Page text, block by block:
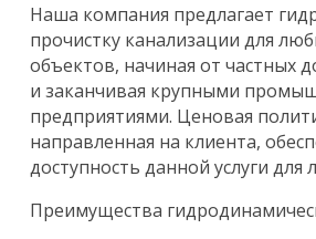
Наша компания предлагает
прочистку канализации для
объектов, начиная от частных
и заканчивая крупными
предприятиями. Ценовая
направленная на клиента,
доступность данной услуги для
Преимущества